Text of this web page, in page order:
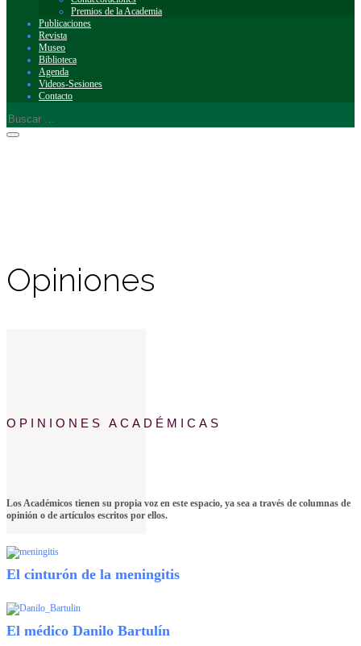
Premios de la Academia
Publicaciones
Revista
Museo
Biblioteca
Agenda
Videos-Sesiones
Contacto
Opiniones
OPINIONES ACADÉMICAS
Los Académicos tienen su propia voz en este espacio, ya sea a través de columnas de
opinión o de artículos escritos por ellos.
El cinturón de la meningitis
El médico Danilo Bartulín